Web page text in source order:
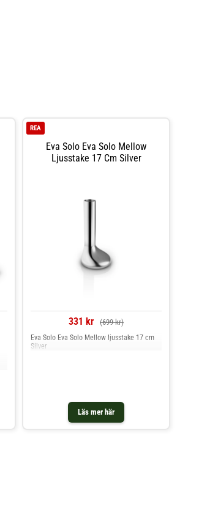
Eva Solo Eva Solo Mellow
Ljusstake 17 Cm Silver
REA
331 kr (699 kr)
Läs mer här
Eva Solo Eva Solo Mellow ljusstake 17 cm
Silver